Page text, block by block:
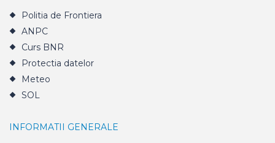
Politia de Frontiera
ANPC
Curs BNR
Protectia datelor
Meteo
SOL
INFORMATII GENERALE